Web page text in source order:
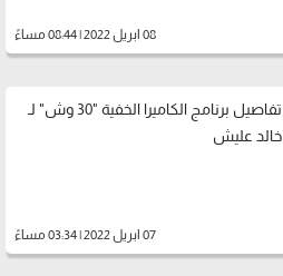
08 ابريل 2022 | 08:44 مساءً
تفاصيل برنامج الكاميرا الخفية "30 وش" لـ
خالد عليش
07 ابريل 2022 | 03:34 مساءً